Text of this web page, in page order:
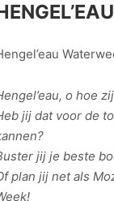
o hoe
jij dat voor de
jij je beste
plan jij net als